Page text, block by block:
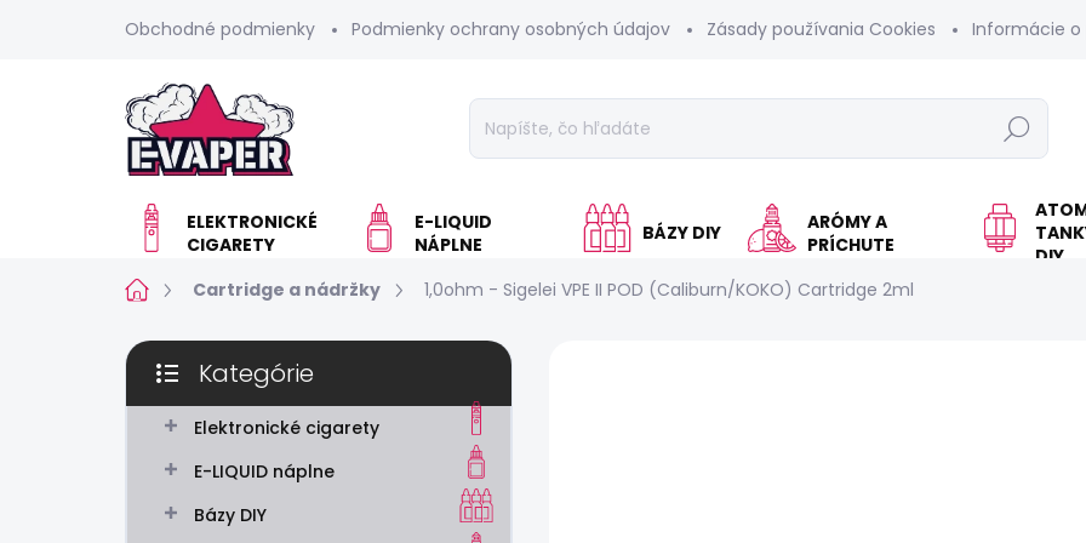
Obchodné podmienky Podmienky ochrany osobných údajov Zásady používania Cookies Informácie o
Hľadať
ELEKTRONICKÉ
CIGARETY
E-LIQUID
NÁPLNE
BÁZY DIY
ARÓMY A
PRÍCHUTE
DIY
DomovCartridge a nádržky 1,0ohm - Sigelei VPE II POD (Caliburn/KOKO) Cartridge 2ml
B
č
Preskočiť
kategórie
Kategórie
Elektronické cigarety
E-LIQUID náplne
Bázy DIY